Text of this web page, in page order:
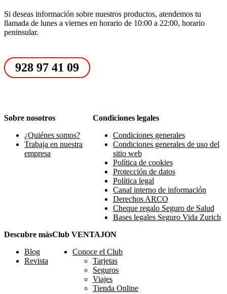
Si deseas información sobre nuestros productos, atendemos tu
llamada de lunes a viernes en horario de 10:00 a 22:00, horario
peninsular.
928 97 41 09
Sobre nosotros
¿Quiénes somos?
Trabaja en nuestra
empresa
Condiciones legales
Condiciones generales
Condiciones generales de uso del
sitio web
Política de cookies
Protección de datos
Política legal
Canal interno de información
Derechos ARCO
Cheque regalo Seguro de Salud
Bases legales Seguro Vida Zurich
Descubre más
Blog
Revista
Club VENTAJON
Conoce el Club
Tarjetas
Seguros
Viajes
Tienda Online